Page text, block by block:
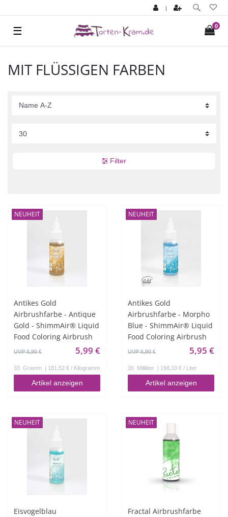
|
0
☰
MIT FLÜSSIGEN FARBEN
Filter
NEUHEIT
Antikes Gold
Airbrushfarbe - Antique
Gold - ShimmAir® Liquid
Food Coloring Airbrush
UVP 6,90 € 5,99 €
33 Gramm | 181,52 € / Kilogramm
Artikel anzeigen
NEUHEIT
Antikes Gold
Airbrushfarbe - Morpho
Blue - ShimmAir® Liquid
Food Coloring Airbrush
UVP 6,90 € 5,95 €
30 Milliliter | 198,33 € / Liter
Artikel anzeigen
NEUHEIT
Eisvogelblau
NEUHEIT
Fractal Airbrushfarbe